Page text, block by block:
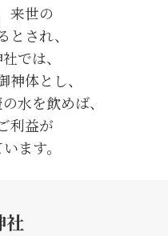
来世の
され、
では、
体とし、
水を飲めば、
利益が
ます。
社